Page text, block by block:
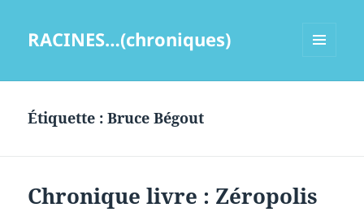
RACINES…(chroniques)
Étiquette :Bruce Bégout
Chronique livre : Zéropolis